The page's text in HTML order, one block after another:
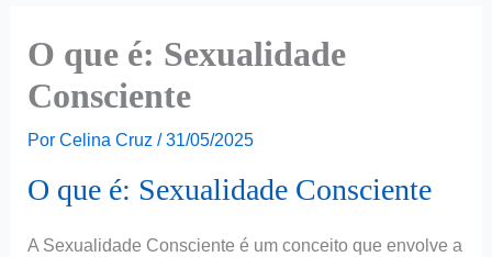
O que é: Sexualidade
Consciente
Por Celina Cruz / 31/05/2025
O que é: Sexualidade Consciente
A Sexualidade Consciente é um conceito que envolve a